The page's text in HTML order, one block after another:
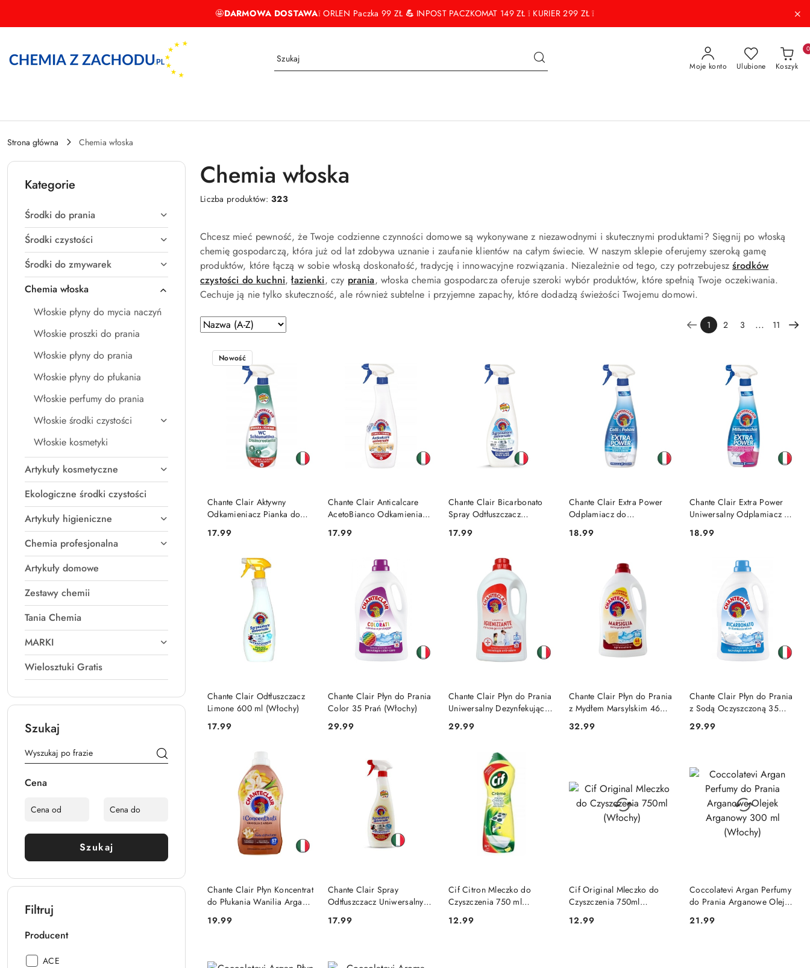
🤩DARMOWA DOSTAWA❕ ORLEN Paczka 99 ZŁ💪 INPOST PACZKOMAT 149 ZŁ ❕ KURIER 299 ZŁ ❕
Moje konto Ulubione Koszyk
0
Strona główna Chemia włoska
Kategorie
Środki do prania
Środki czystości
Środki do zmywarek
Chemia włoska
Włoskie płyny do mycia naczyń
Włoskie proszki do prania
Włoskie płyny do prania
Włoskie płyny do płukania
Włoskie perfumy do prania
Włoskie środki czystości
Włoskie kosmetyki
Artykuły kosmetyczne
Ekologiczne środki czystości
Artykuły higieniczne
Chemia profesjonalna
Artykuły domowe
Zestawy chemii
Tania Chemia
MARKI
Wielosztuki Gratis
Szukaj
Cena
Szukaj
Filtruj
Producent
Producent:
ACE
Chemia włoska
Liczba produktów:323
Chcesz mieć pewność, że Twoje codzienne czynności domowe są wykonywane z niezawodnymi i skutecznymi produktami? Sięgnij po włoską
chemię gospodarczą, która już od lat zdobywa uznanie i zaufanie klientów na całym świecie. W naszym sklepie oferujemy szeroką gamę
produktów, które łączą w sobie włoską doskonałość, tradycję i innowacyjne rozwiązania. Niezależnie od tego, czy potrzebujesz środków
czystości do kuchni,łazienki, czy prania, włoska chemia gospodarcza oferuje szeroki wybór produktów, które spełnią Twoje oczekiwania.
Cechuje ją nie tylko skuteczność, ale również subtelne i przyjemne zapachy, które dodadzą świeżości Twojemu domowi.
Zastosowano
sortowanie:
Nazwa
Sortuj
według
1 2 3 ... 11
Chante Clair Aktywny
Odkamieniacz Pianka do
(Włochy)
Cena:
17.99
Nowość
DO KOSZYKA
Chante Clair Anticalcare
AcetoBianco Odkamieniacz
Cena:
17.99
DO KOSZYKA
Chante Clair Bicarbonato
Spray Odtłuszczacz
(Włochy)
Cena:
17.99
DO KOSZYKA
Chante Clair Extra Power
Odplamiacz do
500 ml (Włochy)
Cena:
18.99
DO KOSZYKA
Chante Clair Extra Power
Uniwersalny Odplamiacz w
500 ml (Włochy)
Cena:
18.99
DO KOSZYKA
Chante Clair Odtłuszczacz
Limone 600 ml (Włochy)
Cena:
17.99
DO KOSZYKA
Chante Clair Płyn do Prania
Color 35 Prań (Włochy)
Cena:
29.99
DO KOSZYKA
Chante Clair Płyn do Prania
Uniwersalny Dezynfekujący
Cena:
29.99
DO KOSZYKA
Chante Clair Płyn do Prania
z Mydłem Marsylskim 46
Cena:
32.99
DO KOSZYKA
Chante Clair Płyn do Prania
z Sodą Oczyszczoną 35
Cena:
29.99
DO KOSZYKA
Chante Clair Płyn Koncentrat
do Płukania Wanilia Argan
Cena:
19.99
DO KOSZYKA
Chante Clair Spray
Odtłuszczacz Uniwersalny o
(Włochy)
Cena:
17.99
DO KOSZYKA
Cif Citron Mleczko do
Czyszczenia 750 ml
Cena:
12.99
DO KOSZYKA
Cif Original Mleczko do
Czyszczenia 750ml
Cena:
12.99
DO KOSZYKA
Coccolatevi Argan Perfumy
do Prania Arganowe Olejek
Cena:
21.99
DO KOSZYKA